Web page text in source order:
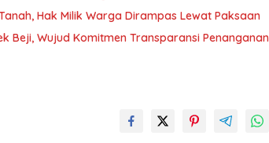
Hak Milik Warga Dirampas Lewat Paksaan
Beji, Wujud Komitmen Transparansi Penanganan